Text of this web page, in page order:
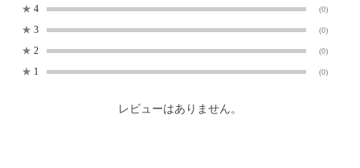
★ 4 (0)
★ 3 (0)
★ 2 (0)
★ 1 (0)
レビューはありません。